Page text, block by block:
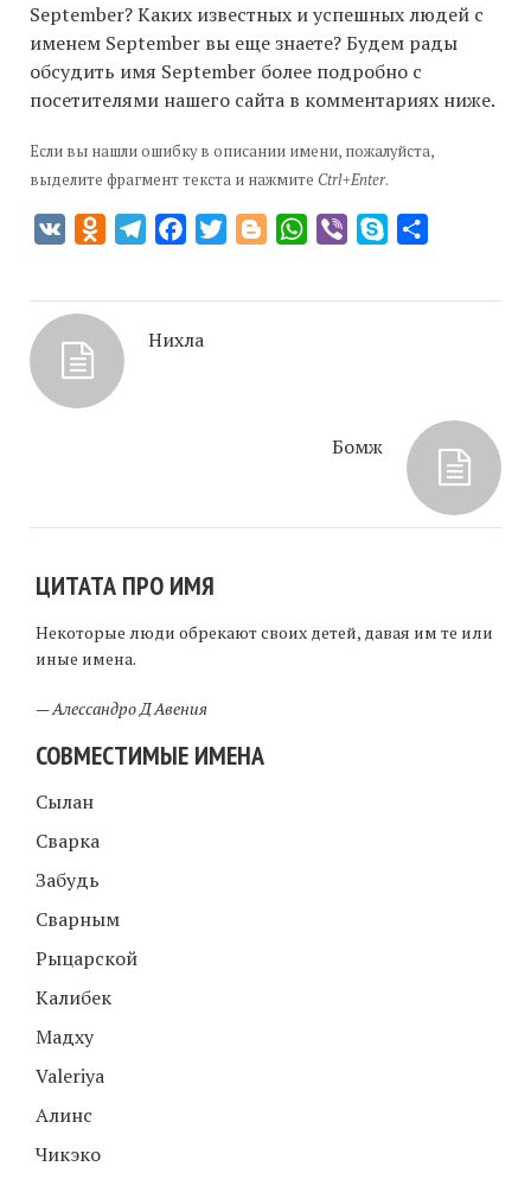
September? Каких известных и успешных людей с
именем September вы еще знаете? Будем рады
обсудить имя September более подробно с
посетителями нашего сайта в комментариях ниже.
Если вы нашли ошибку в описании имени, пожалуйста,
выделите фрагмент текста и нажмите Ctrl+Enter.
VK Odnoklassniki
TelegramFacebookTwitterBloggerWhatsApp
Viber Skype
Нихла
Бомж
ЦИТАТА ПРО ИМЯ
Некоторые люди обрекают своих детей, давая им те или
иные имена.
—Алессандро Д Авения
СОВМЕСТИМЫЕ ИМЕНА
Сылан
Сварка
Забудь
Сварным
Рыцарской
Калибек
Мадху
Valeriya
Алинс
Чикэко